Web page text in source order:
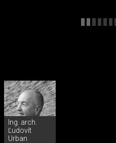
Ing. arch.
Ľudovít
Urban